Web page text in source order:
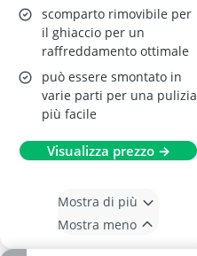
scomparto rimovibile per
il ghiaccio per un
raffreddamento ottimale
può essere smontato in
varie parti per una pulizia
più facile
Visualizza prezzo →
Mostra di più
Mostra meno